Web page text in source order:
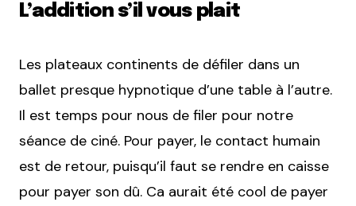
L’addition s’il vous plait
Les plateaux continents de défiler dans un
ballet presque hypnotique d’une table à l’autre.
Il est temps pour nous de filer pour notre
séance de ciné. Pour payer, le contact humain
est de retour, puisqu’il faut se rendre en caisse
pour payer son dû. Ca aurait été cool de payer